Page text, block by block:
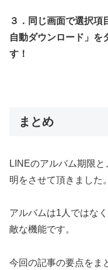
３．同じ画面で選択項
自動ダウンロード」を
す！
まとめ
LINEのアルバム期限
明をさせて頂きました。
アルバムは1人ではな
敵な機能です。
今回の記事の要点をま